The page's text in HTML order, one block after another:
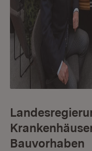
Bauvorhaben